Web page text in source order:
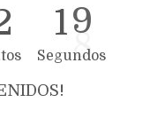
18
Segundos